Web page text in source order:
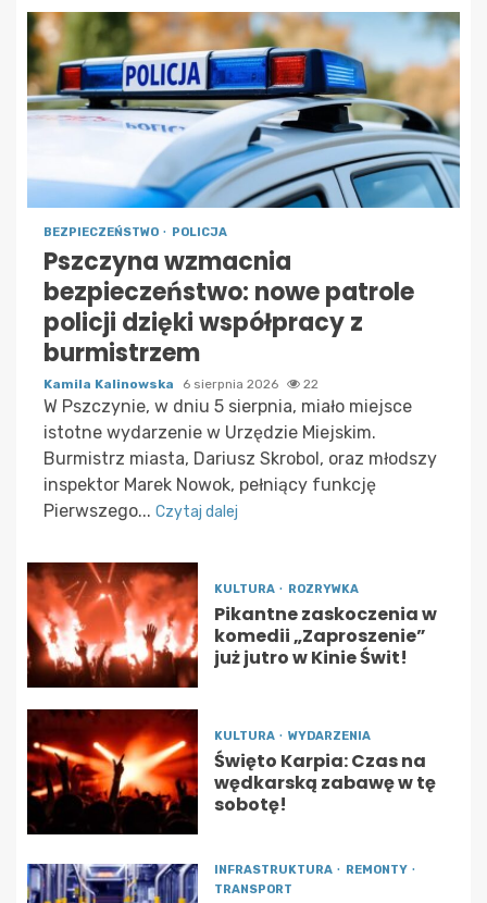
BEZPIECZEŃSTWO POLICJA
Pszczyna wzmacnia
bezpieczeństwo: nowe patrole
policji dzięki współpracy z
burmistrzem
Kamila Kalinowska 6 sierpnia 2026 22
W Pszczynie, w dniu 5 sierpnia, miało miejsce
istotne wydarzenie w Urzędzie Miejskim.
Burmistrz miasta, Dariusz Skrobol, oraz młodszy
inspektor Marek Nowok, pełniący funkcję
Pierwszego... Czytaj dalej
KULTURA ROZRYWKA
Pikantne zaskoczenia w
komedii „Zaproszenie”
już jutro w Kinie Świt!
KULTURA WYDARZENIA
Święto Karpia: Czas na
wędkarską zabawę w tę
sobotę!
INFRASTRUKTURA
REMONTY
TRANSPORT